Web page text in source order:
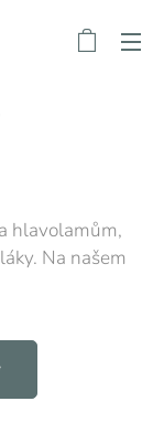
hlavolamům,
Na našem